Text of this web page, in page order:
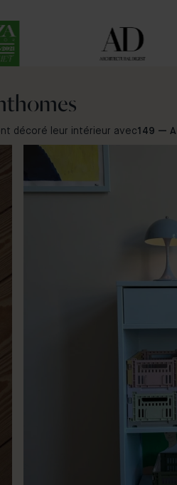
décoré leur intérieur avec149 —